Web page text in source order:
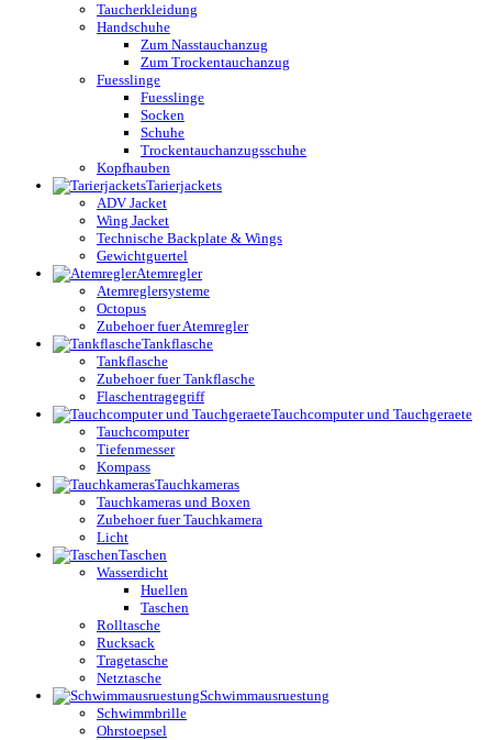
Taucherkleidung
Handschuhe
Zum Nasstauchanzug
Zum Trockentauchanzug
Fuesslinge
Fuesslinge
Socken
Schuhe
Trockentauchanzugsschuhe
Kopfhauben
Tarierjackets
ADV Jacket
Wing Jacket
Technische Backplate & Wings
Gewichtguertel
Atemregler
Atemreglersysteme
Octopus
Zubehoer fuer Atemregler
Tankflasche
Tankflasche
Zubehoer fuer Tankflasche
Flaschentragegriff
Tauchcomputer und Tauchgeraete
Tauchcomputer
Tiefenmesser
Kompass
Tauchkameras
Tauchkameras und Boxen
Zubehoer fuer Tauchkamera
Licht
Taschen
Wasserdicht
Huellen
Taschen
Rolltasche
Rucksack
Tragetasche
Netztasche
Schwimmausruestung
Schwimmbrille
Ohrstoepsel